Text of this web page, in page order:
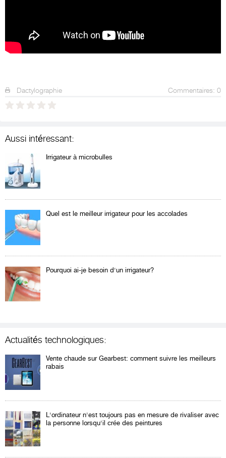
Dactylographie Commentaires: 0
Aussi intéressant:
Irrigateur à microbulles
Quel est le meilleur irrigateur pour les accolades
Pourquoi ai-je besoin d'un irrigateur?
Actualités technologiques:
Vente chaude sur Gearbest: comment suivre les meilleurs
rabais
L'ordinateur n'est toujours pas en mesure de rivaliser avec
la personne lorsqu'il crée des peintures